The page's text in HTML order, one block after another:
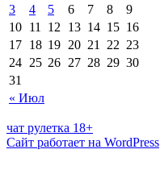
« Июл
3
4 5 6 7 8
9
10 11 12 13 14 15 16
17 18 19 20 21 22 23
24 25 26 27 28 29 30
31
чат рулетка 18+
Сайт работает на WordPress